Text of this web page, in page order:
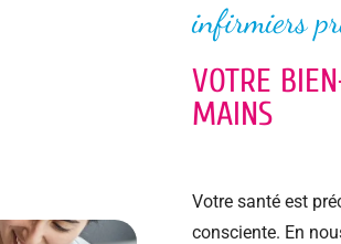
infirmiers
VOTRE
MAINS
Votre santé est
consciente. En